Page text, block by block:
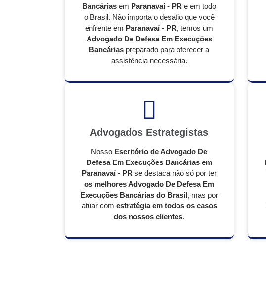
Bancárias em Paranavaí - PR e em todo
o Brasil. Não importa o desafio que você
enfrente em Paranavaí - PR, temos um
Advogado De Defesa Em Execuções
Bancárias preparado para oferecer a
assistência necessária.
Advogados Estrategistas
Nosso Escritório de Advogado De
Defesa Em Execuções Bancárias em
Paranavaí - PR se destaca não só por ter
os melhores Advogado De Defesa Em
Execuções Bancárias do Brasil, mas por
atuar com estratégia em todos os casos
dos nossos clientes.